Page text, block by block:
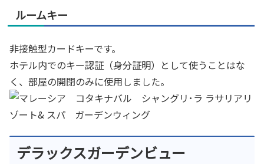
ルームキー
非接触型カードキーです。
ホテル内でのキー認証（身分証明）として使うことはな
く、部屋の開閉のみに使用しました。
デラックスガーデンビュー